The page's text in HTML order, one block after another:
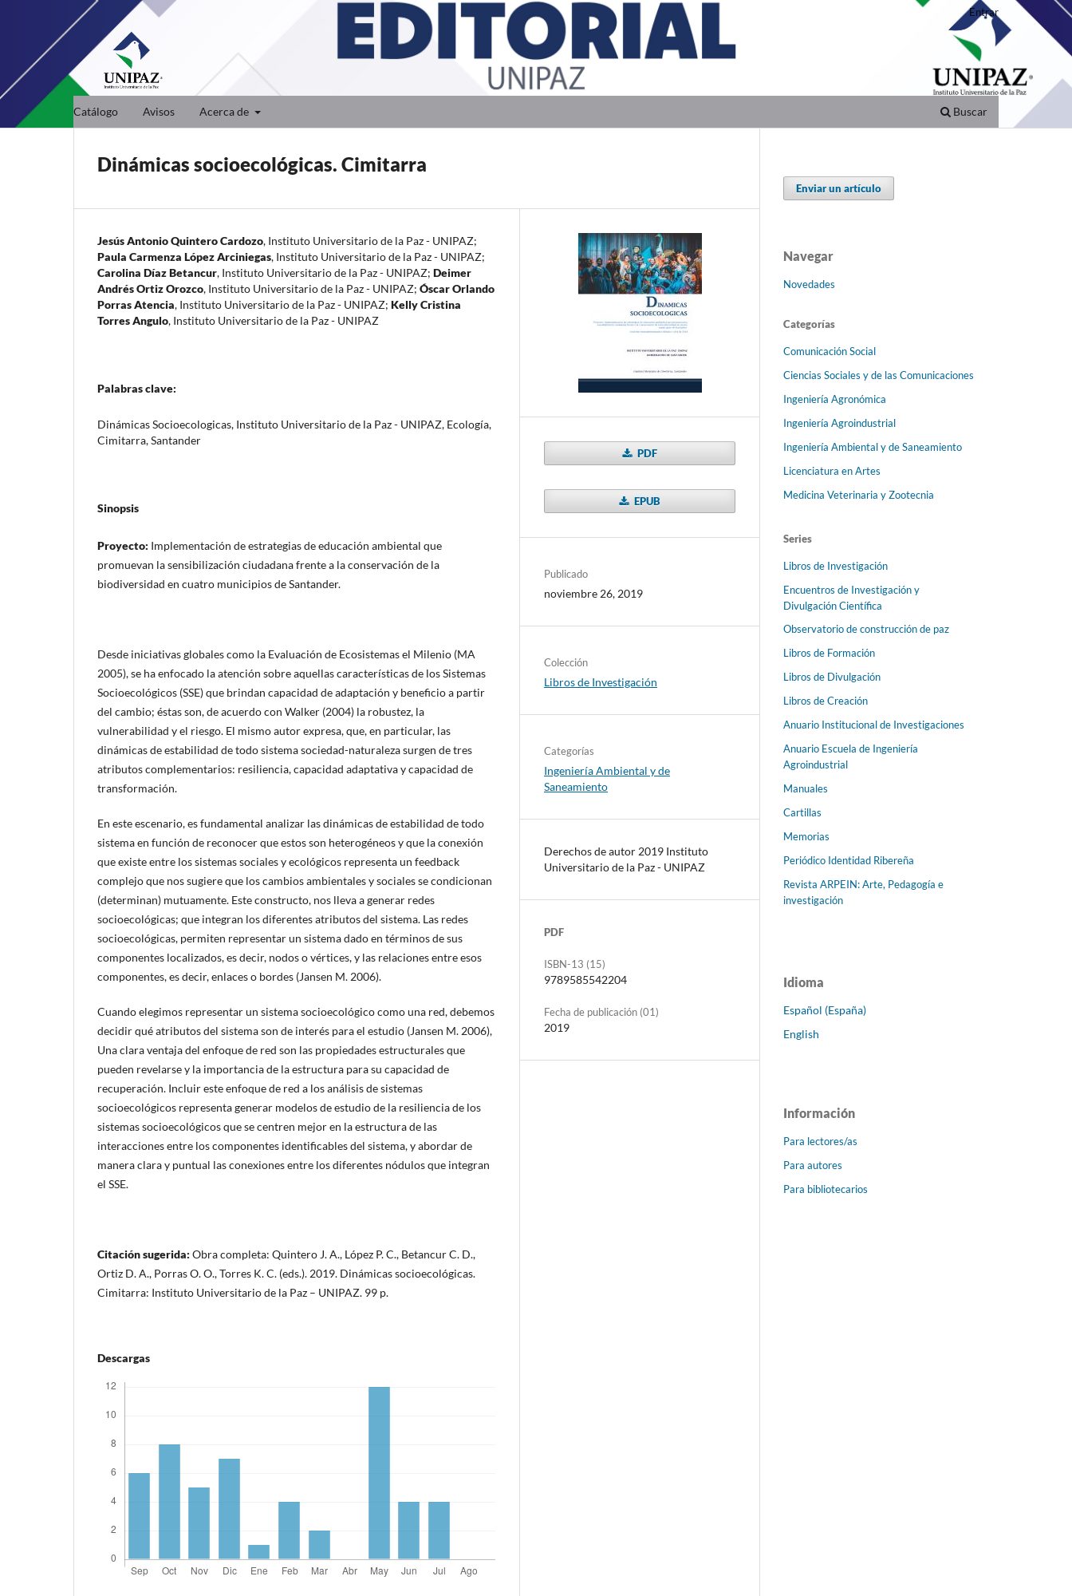
Catálogo Avisos Acerca de Buscar
Entrar
Dinámicas socioecológicas. Cimitarra
Jesús Antonio Quintero Cardozo, Instituto Universitario de la Paz - UNIPAZ;
Paula Carmenza López Arciniegas, Instituto Universitario de la Paz - UNIPAZ;
Carolina Díaz Betancur, Instituto Universitario de la Paz - UNIPAZ; Deimer
Andrés Ortiz Orozco, Instituto Universitario de la Paz - UNIPAZ; Óscar Orlando
Porras Atencia, Instituto Universitario de la Paz - UNIPAZ; Kelly Cristina
Torres Angulo, Instituto Universitario de la Paz - UNIPAZ
Palabras clave:
Dinámicas Socioecologicas, Instituto Universitario de la Paz - UNIPAZ, Ecología,
Cimitarra, Santander
Sinopsis
Proyecto: Implementación de estrategias de educación ambiental que
promuevan la sensibilización ciudadana frente a la conservación de la
biodiversidad en cuatro municipios de Santander.
Desde iniciativas globales como la Evaluación de Ecosistemas el Milenio (MA
2005), se ha enfocado la atención sobre aquellas características de los Sistemas
Socioecológicos (SSE) que brindan capacidad de adaptación y beneficio a partir
del cambio; éstas son, de acuerdo con Walker (2004) la robustez, la
vulnerabilidad y el riesgo. El mismo autor expresa, que, en particular, las
dinámicas de estabilidad de todo sistema sociedad-naturaleza surgen de tres
atributos complementarios: resiliencia, capacidad adaptativa y capacidad de
transformación.
En este escenario, es fundamental analizar las dinámicas de estabilidad de todo
sistema en función de reconocer que estos son heterogéneos y que la conexión
que existe entre los sistemas sociales y ecológicos representa un feedback
complejo que nos sugiere que los cambios ambientales y sociales se condicionan
(determinan) mutuamente. Este constructo, nos lleva a generar redes
socioecológicas; que integran los diferentes atributos del sistema. Las redes
socioecológicas, permiten representar un sistema dado en términos de sus
componentes localizados, es decir, nodos o vértices, y las relaciones entre esos
componentes, es decir, enlaces o bordes (Jansen M. 2006).
Cuando elegimos representar un sistema socioecológico como una red, debemos
decidir qué atributos del sistema son de interés para el estudio (Jansen M. 2006),
Una clara ventaja del enfoque de red son las propiedades estructurales que
pueden revelarse y la importancia de la estructura para su capacidad de
recuperación. Incluir este enfoque de red a los análisis de sistemas
socioecológicos representa generar modelos de estudio de la resiliencia de los
sistemas socioecológicos que se centren mejor en la estructura de las
interacciones entre los componentes identificables del sistema, y abordar de
manera clara y puntual las conexiones entre los diferentes nódulos que integran
el SSE.
Citación sugerida: Obra completa: Quintero J. A., López P. C., Betancur C. D.,
Ortiz D. A., Porras O. O., Torres K. C. (eds.). 2019. Dinámicas socioecológicas.
Cimitarra: Instituto Universitario de la Paz – UNIPAZ. 99 p.
Descargas
PDF
EPUB
Publicado
noviembre 26, 2019
Colección
Libros de Investigación
Categorías
Ingeniería Ambiental y de
Saneamiento
Derechos de autor 2019 Instituto
Universitario de la Paz - UNIPAZ
PDF
ISBN-13 (15)
9789585542204
Fecha de publicación (01)
2019
Enviar un artículo
Navegar
Novedades
Categorías
Comunicación Social
Ciencias Sociales y de las Comunicaciones
Ingeniería Agronómica
Ingeniería Agroindustrial
Ingeniería Ambiental y de Saneamiento
Licenciatura en Artes
Medicina Veterinaria y Zootecnia
Series
Libros de Investigación
Encuentros de Investigación y
Divulgación Científica
Observatorio de construcción de paz
Libros de Formación
Libros de Divulgación
Libros de Creación
Anuario Institucional de Investigaciones
Anuario Escuela de Ingeniería
Agroindustrial
Manuales
Cartillas
Memorias
Periódico Identidad Ribereña
Revista ARPEIN: Arte, Pedagogía e
investigación
Idioma
Español (España)
English
Información
Para lectores/as
Para autores
Para bibliotecarios